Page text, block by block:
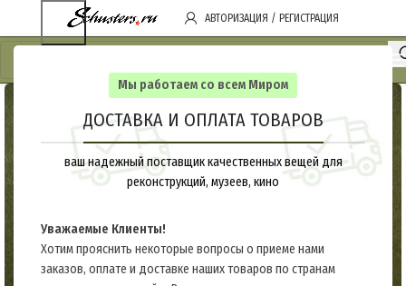
Мы работаем со всем Миром
ДОСТАВКА И ОПЛАТА ТОВАРОВ
ваш надежный поставщик качественных вещей для
реконструкций, музеев, кино
Уважаемые Клиенты!
Хотим прояснить некоторые вопросы о приеме нами
заказов, оплате и доставке наших товаров по странам
АВТОРИЗАЦИЯ / РЕГИСТРАЦИЯ